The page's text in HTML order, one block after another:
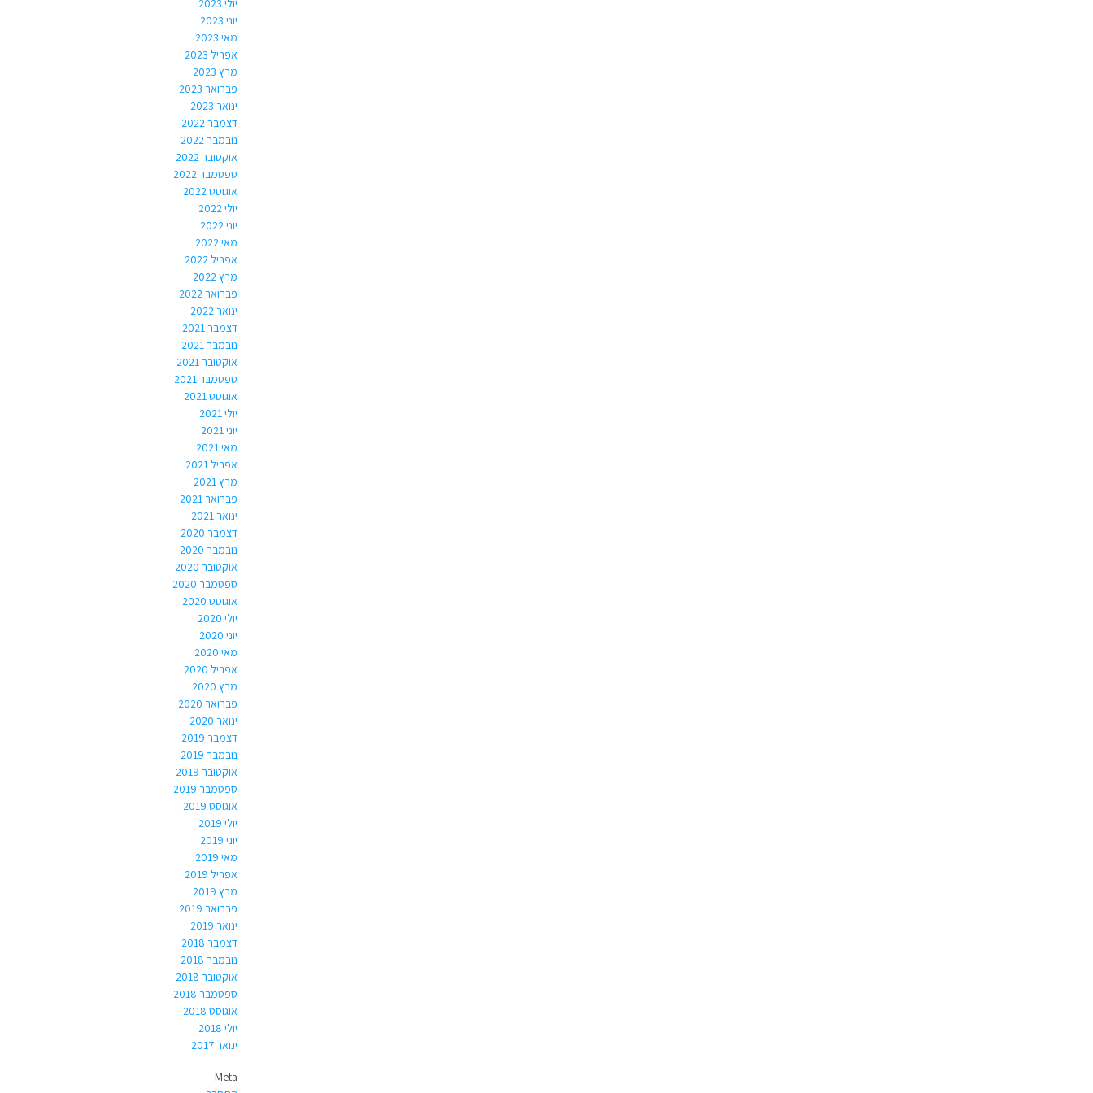
יוני 2023
מאי 2023
אפריל 2023
מרץ 2023
פברואר 2023
ינואר 2023
דצמבר 2022
נובמבר 2022
אוקטובר 2022
ספטמבר 2022
אוגוסט 2022
יולי 2022
יוני 2022
מאי 2022
אפריל 2022
מרץ 2022
פברואר 2022
ינואר 2022
דצמבר 2021
נובמבר 2021
אוקטובר 2021
ספטמבר 2021
אוגוסט 2021
יולי 2021
יוני 2021
מאי 2021
אפריל 2021
מרץ 2021
פברואר 2021
ינואר 2021
דצמבר 2020
נובמבר 2020
אוקטובר 2020
ספטמבר 2020
אוגוסט 2020
יולי 2020
יוני 2020
מאי 2020
אפריל 2020
מרץ 2020
פברואר 2020
ינואר 2020
דצמבר 2019
נובמבר 2019
אוקטובר 2019
ספטמבר 2019
אוגוסט 2019
יולי 2019
יוני 2019
מאי 2019
אפריל 2019
מרץ 2019
פברואר 2019
ינואר 2019
דצמבר 2018
נובמבר 2018
אוקטובר 2018
ספטמבר 2018
אוגוסט 2018
יולי 2018
ינואר 2017
Meta